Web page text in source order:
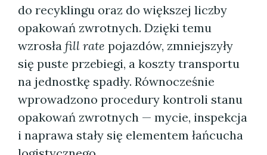
do recyklingu oraz do większej liczby
opakowań zwrotnych. Dzięki temu
wzrosła fill rate pojazdów, zmniejszyły
się puste przebiegi, a koszty transportu
na jednostkę spadły. Równocześnie
wprowadzono procedury kontroli stanu
opakowań zwrotnych — mycie, inspekcja
i naprawa stały się elementem łańcucha